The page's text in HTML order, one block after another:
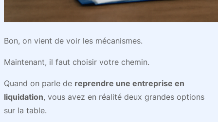
Bon, on vient de voir les mécanismes.
Maintenant, il faut choisir votre chemin.
Quand on parle de reprendre une entreprise en
liquidation, vous avez en réalité deux grandes options
sur la table.